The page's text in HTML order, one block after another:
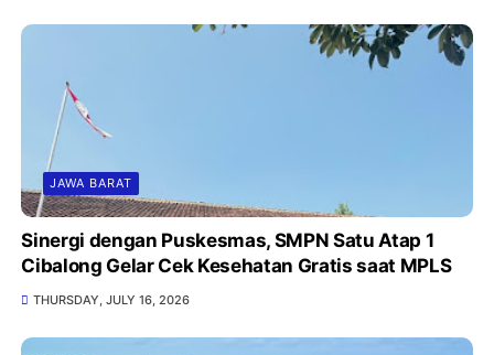
JAWA BARAT
Sinergi dengan Puskesmas, SMPN Satu Atap 1
Cibalong Gelar Cek Kesehatan Gratis saat MPLS
THURSDAY, JULY 16, 2026